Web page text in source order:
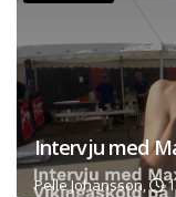
Intervju med
Pelle Johansson,
1